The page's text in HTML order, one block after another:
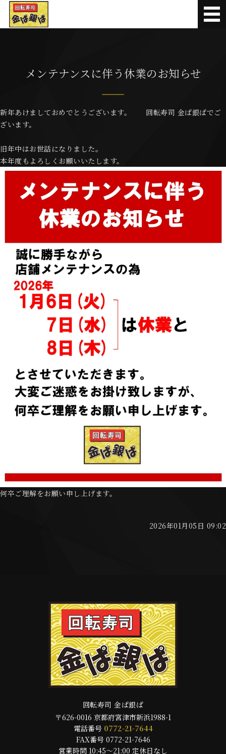
本マグロや新鮮な地魚が
お問い合わせ
メンテナンスに伴う休業のお知らせ
新年あけましておめでとうございます。 回転寿司 金ぱ銀ぱでご
ざいます。
旧年中はお世話になりました。
本年度もよろしくお願いいたします。
何卒ご理解をお願い申し上げます。
2026年01月05日 09:02
回転寿司 金ぱ銀ぱ
〒626-0016 京都府宮津市新浜1988-1
電話番号 0772-21-7644
FAX番号 0772-21-7646
営業時間 10:45～21:00 定休日なし